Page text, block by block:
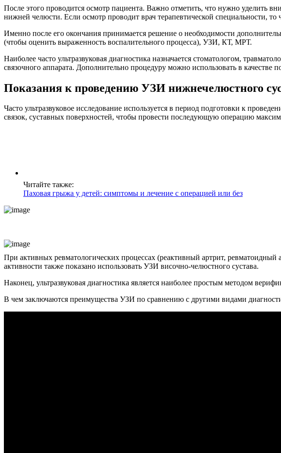
После этого проводится осмотр пациента. Важно отметить, что нужно уделить
нижней челюсти. Если осмотр проводит врач терапевтической специальности, то
Именно после его окончания принимается решение о необходимости
(чтобы оценить выраженность воспалительного процесса), УЗИ, КТ, МРТ.
Наиболее часто ультразвуковая диагностика назначается стоматологом,
связочного аппарата. Дополнительно процедуру можно использовать в
Показания к проведению УЗИ нижнечелюстного
Часто ультразвуковое исследование используется в период подготовки к
связок, суставных поверхностей, чтобы провести последующую операцию
Читайте также:
Паховая грыжа у детей: симптомы и лечение с операцией или без
При активных ревматологических процессах (реактивный артрит,
активности также показано использовать УЗИ височно-челюстного сустава.
Наконец, ультразвуковая диагностика является наиболее простым методом
В чем заключаются преимущества УЗИ по сравнению с другими видами